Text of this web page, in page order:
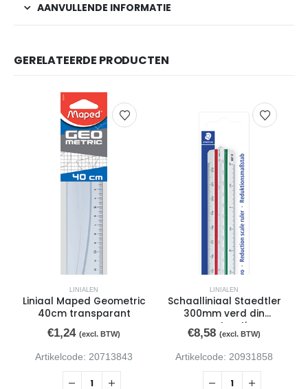
AANVULLENDE INFORMATIE
GERELATEERDE PRODUCTEN
LINIALEN
Liniaal Maped Geometric
40cm transparant
€1,24 (excl. BTW)
Artikelcode: 20713843
LINIALEN
Schaalliniaal Staedtler
300mm verd din
constructie
€8,58 (excl. BTW)
Artikelcode: 20931858